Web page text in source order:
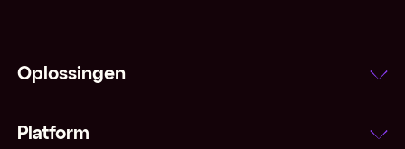
Oplossingen
Platform